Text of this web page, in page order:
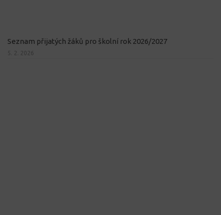
Seznam přijatých žáků pro školní rok 2026/2027
5. 2. 2026